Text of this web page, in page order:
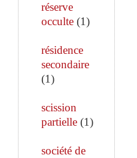
réserve
occulte (1)
résidence
secondaire
(1)
scission
partielle (1)
société de